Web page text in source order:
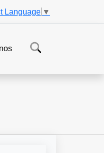
Language ▼